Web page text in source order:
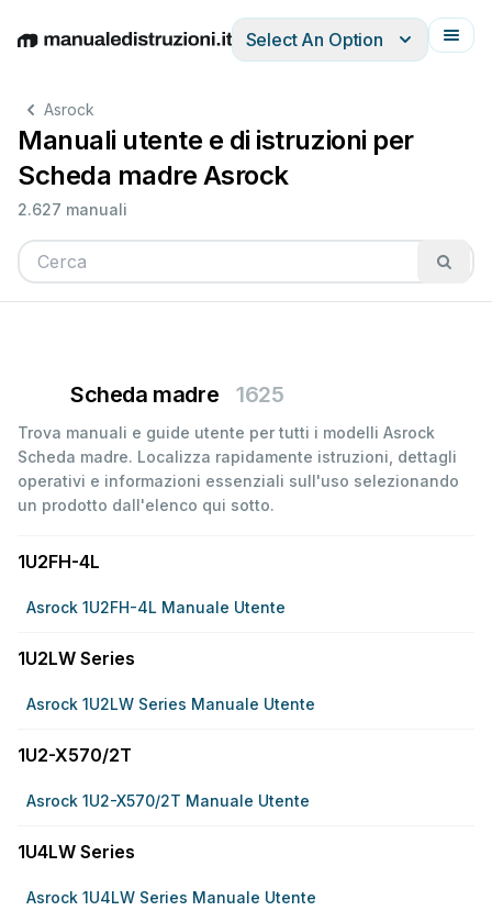
EnglishDeutschEspañolItalianoFrançais
Select An Option
Asrock
Manuali utente e di istruzioni per
Scheda madre Asrock
2.627 manuali
Scheda madre 1625
Trova manuali e guide utente per tutti i modelli Asrock
Scheda madre. Localizza rapidamente istruzioni, dettagli
operativi e informazioni essenziali sull'uso selezionando
un prodotto dall'elenco qui sotto.
1U2FH-4L
Asrock 1U2FH-4L Manuale Utente
1U2LW Series
Asrock 1U2LW Series Manuale Utente
1U2-X570/2T
Asrock 1U2-X570/2T Manuale Utente
1U4LW Series
Asrock 1U4LW Series Manuale Utente